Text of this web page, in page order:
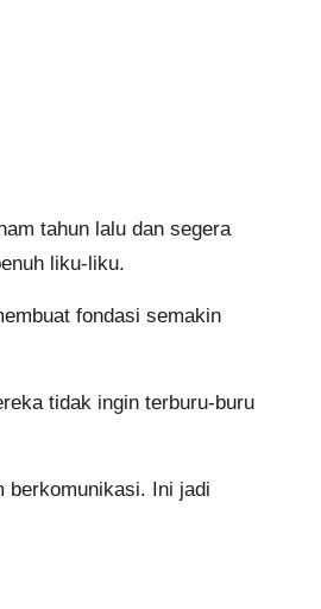
tahun lalu dan segera
liku-liku.
fondasi semakin
tidak ingin terburu-buru
berkomunikasi. Ini jadi